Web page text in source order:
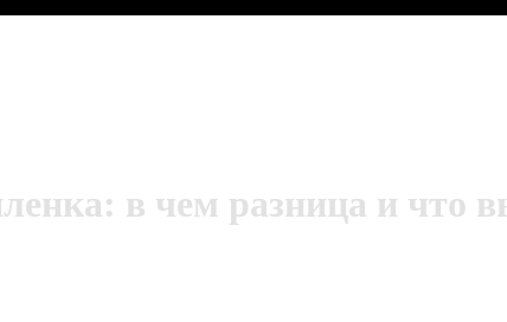
в чем разница и что